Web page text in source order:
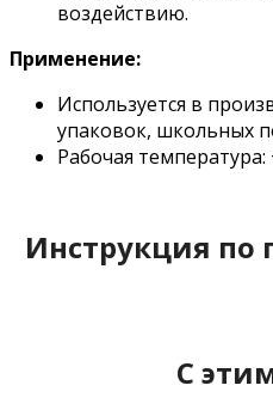
воздействию.
Применение:
Используется в
упаковок, школьных
Рабочая температура:
Инструкция
С